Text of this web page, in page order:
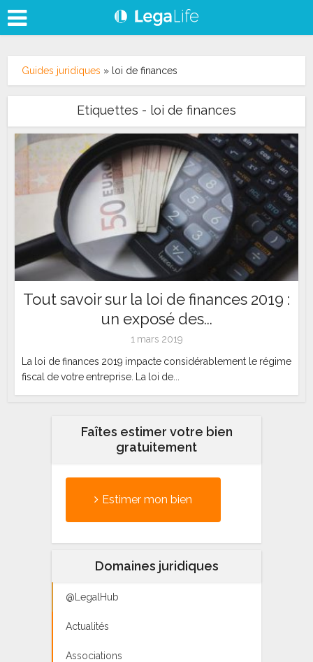
Guides juridiques » loi de finances
Etiquettes - loi de finances
Tout savoir sur la loi de finances 2019 :
un exposé des...
1 mars 2019
La loi de finances 2019 impacte considérablement le régime
fiscal de votre entreprise. La loi de...
Faîtes estimer votre bien
gratuitement
Estimer mon bien
Domaines juridiques
@LegalHub
Actualités
Associations